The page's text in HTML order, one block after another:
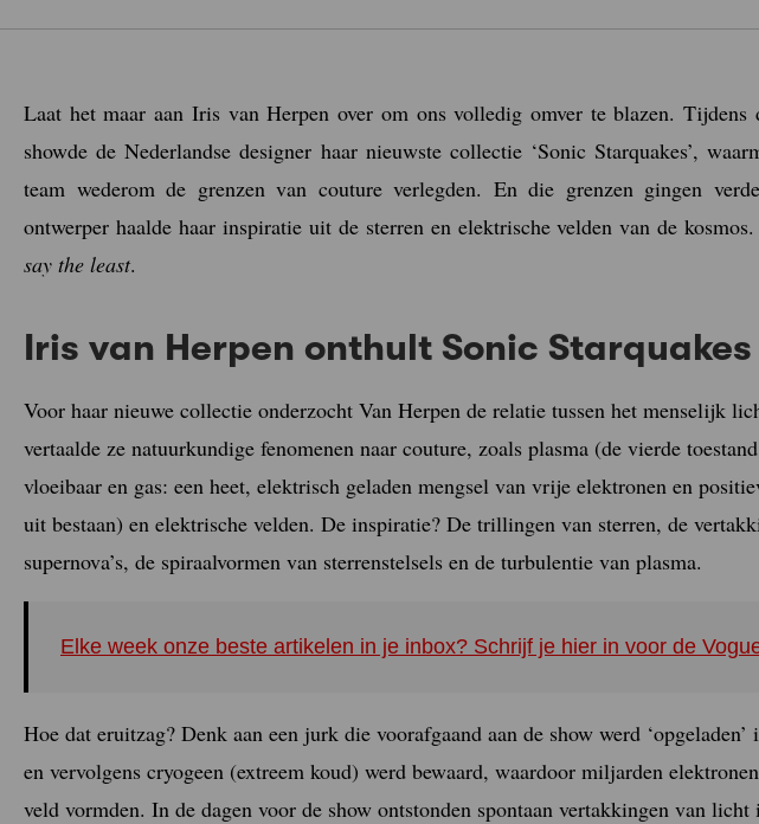
Laat het maar aan Iris van Herpen over om ons volledig omver te blazen. Tijdens
showde de Nederlandse designer haar nieuwste collectie ‘Sonic Starquakes’,
team wederom de grenzen van couture verlegden. En die grenzen gingen
ontwerper haalde haar inspiratie uit de sterren en elektrische velden van de
say the least.
Iris van Herpen onthult Sonic Starquakes
Voor haar nieuwe collectie onderzocht Van Herpen de relatie tussen het menselijk
vertaalde ze natuurkundige fenomenen naar couture, zoals plasma (de vierde
vloeibaar en gas: een heet, elektrisch geladen mengsel van vrije elektronen en
uit bestaan) en elektrische velden. De inspiratie? De trillingen van sterren, de
supernova’s, de spiraalvormen van sterrenstelsels en de turbulentie van plasma.
Elke week onze beste artikelen in je inbox? Schrijf je hier in voor de
Hoe dat eruitzag? Denk aan een jurk die voorafgaand aan de show werd ‘opgeladen’
en vervolgens cryogeen (extreem koud) werd bewaard, waardoor miljarden
veld vormden. In de dagen voor de show ontstonden spontaan vertakkingen van licht